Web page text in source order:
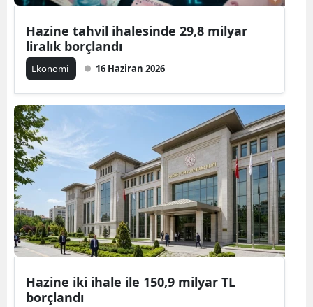
Hazine tahvil ihalesinde 29,8 milyar
liralık borçlandı
Ekonomi 16 Haziran 2026
Hazine iki ihale ile 150,9 milyar TL
borçlandı